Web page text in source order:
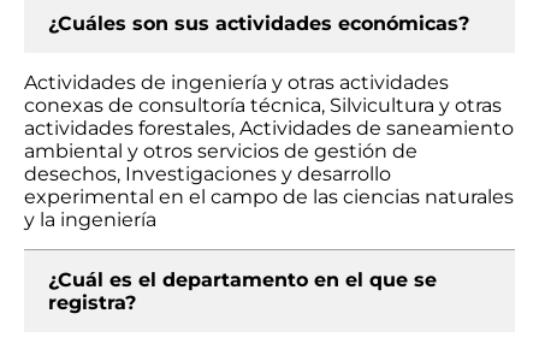
¿Cuáles son sus actividades económicas?
Actividades de ingeniería y otras actividades
conexas de consultoría técnica, Silvicultura y otras
actividades forestales, Actividades de saneamiento
ambiental y otros servicios de gestión de
desechos, Investigaciones y desarrollo
experimental en el campo de las ciencias naturales
y la ingeniería
¿Cuál es el departamento en el que se
registra?